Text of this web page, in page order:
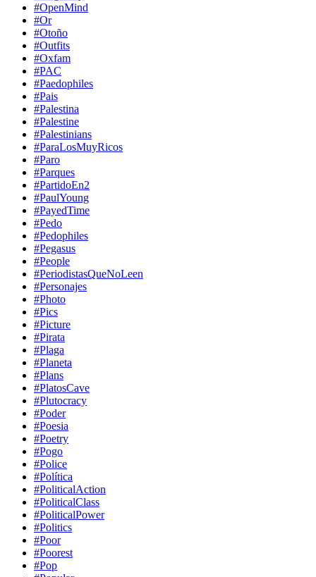
#OpenMind
#Or
#Otoño
#Outfits
#Oxfam
#PAC
#Paedophiles
#Pais
#Palestina
#Palestine
#Palestinians
#ParaLosMuyRicos
#Paro
#Parques
#PartidoEn2
#PaulYoung
#PayedTime
#Pedo
#Pedophiles
#Pegasus
#People
#PeriodistasQueNoLeen
#Personajes
#Photo
#Pics
#Picture
#Pirata
#Plaga
#Planeta
#Plans
#PlatosCave
#Plutocracy
#Poder
#Poesia
#Poetry
#Pogo
#Police
#Política
#PoliticalAction
#PoliticalClass
#PoliticalPower
#Politics
#Poor
#Poorest
#Pop